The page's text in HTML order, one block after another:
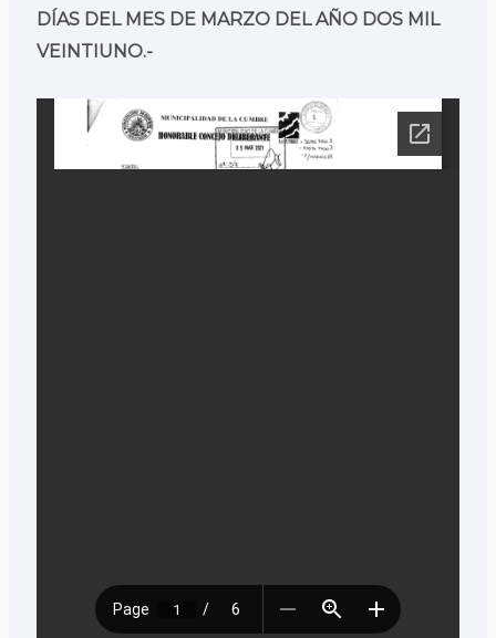
DÍAS DEL MES DE MARZO DEL AÑO DOS MIL
VEINTIUNO.-